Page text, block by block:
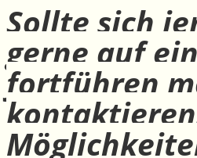
Sollte sich
gerne auf
fortführen